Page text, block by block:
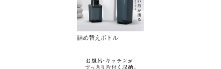
詰め替えボトル